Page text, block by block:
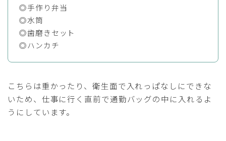
◎手作り弁当
◎水筒
◎歯磨きセット
◎ハンカチ
こちらは重かったり、衛生面で入れっぱなしにできな
いため、仕事に行く直前で通勤バッグの中に入れるよ
うにしています。